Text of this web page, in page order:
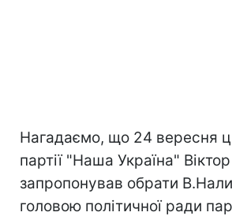
Нагадаємо, що 24 вересня
партії "Наша Україна"
запропонував обрати
головою політичної ради